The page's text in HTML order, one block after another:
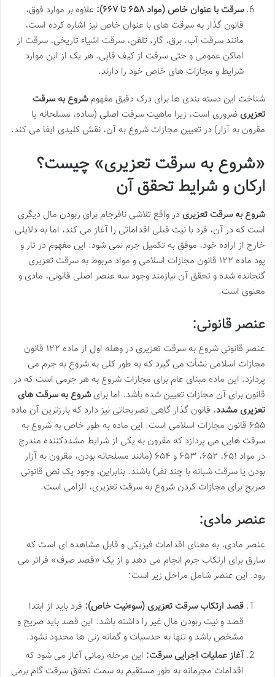
سرقت با عنوان خاص (مواد ۶۵۸ تا ۶۶۷):
علاوه بر موارد فوق،
قانون گذار به سرقت های با عنوان خاص نیز اشاره کرده است،
مانند سرقت آب، برق، گاز، تلفن، سرقت اشیاء تاریخی، سرقت از
اماکن عمومی و حتی سرقت از کیف قاپی. هر یک از این موارد
شرایط و مجازات های خاص خود را دارند.
شناخت این دسته بندی ها برای درک دقیق مفهومشروع به سرقت
تعزیری ضروری است، زیرا ماهیت سرقت اصلی (ساده، مسلحانه یا
مقرون به آزار) در تعیین مجازات شروع به آن، نقش کلیدی ایفا می کند.
«شروع به سرقت تعزیری» چیست؟
ارکان و شرایط تحقق آن
شروع به سرقت تعزیری در واقع تلاشی نافرجام برای ربودن مال دیگری
است که در آن، فرد با نیت قبلی اقداماتی را آغاز می کند، اما به دلایلی
خارج از اراده خود، موفق به تکمیل جرم نمی شود. این مفهوم در تار و
پود ماده ۱۲۲ قانون مجازات اسلامی و مواد مربوط به سرقت تعزیری
گنجانده شده و تحقق آن نیازمند وجود سه عنصر اصلی قانونی، مادی و
معنوی است.
عنصر قانونی:
عنصر قانونی شروع به سرقت تعزیری در وهله اول از ماده ۱۲۲ قانون
مجازات اسلامی نشأت می گیرد که به طور کلی به شروع به جرم می
پردازد. این ماده مبنای عام برای مجازات شروع به هر جرمی است که در
قانون برای آن مجازات تعیین شده باشد. اما برایشروع به سرقت های
تعزیری مشدد، قانون گذار گاهی تصریحاتی نیز دارد که بارزترین آن ماده
۶۵۵ قانون مجازات اسلامی است. این ماده به طور خاص به شروع به
سرقت هایی می پردازد که مقرون به یکی از شرایط مشددکننده مندرج
در مواد ۶۵۱، ۶۵۲، ۶۵۳ و ۶۵۴ (مانند مسلحانه بودن، مقرون به آزار
بودن یا سرقت شبانه با چند نفر) باشند. بنابراین، وجود یک نص قانونی
صریح برای مجازات کردن شروع به سرقت تعزیری، الزامی است.
عنصر مادی:
عنصر مادی، به معنای اقدامات فیزیکی و قابل مشاهده ای است که
سارق برای ارتکاب جرم انجام می دهد و از یک «قصد صرف» فراتر می
رود. این عنصر شامل مراحل زیر است:
قصد ارتکاب سرقت تعزیری (سوءنیت خاص): فرد باید از ابتدا
قصد و نیت ربودن مال غیر را داشته باشد. این قصد باید صریح و
مشخص باشد و تنها به حدسیات و گمانه زنی ها محدود نشود.
آغاز عملیات اجرایی سرقت: این مرحله زمانی آغاز می شود که
اقدامات مجرمانه به طور مستقیم به سمت تحقق سرقت گام برمی